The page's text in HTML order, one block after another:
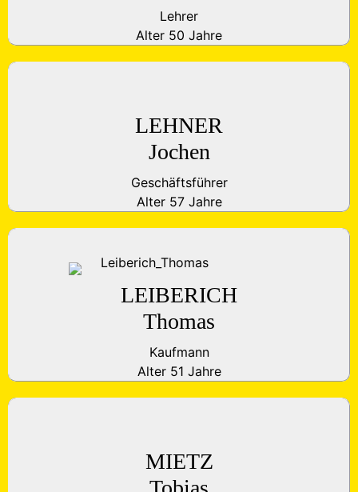
Lehrer
Alter 50 Jahre
LEHNER
Jochen
Geschäftsführer
Alter 57 Jahre
LEIBERICH
Thomas
Kaufmann
Alter 51 Jahre
MIETZ